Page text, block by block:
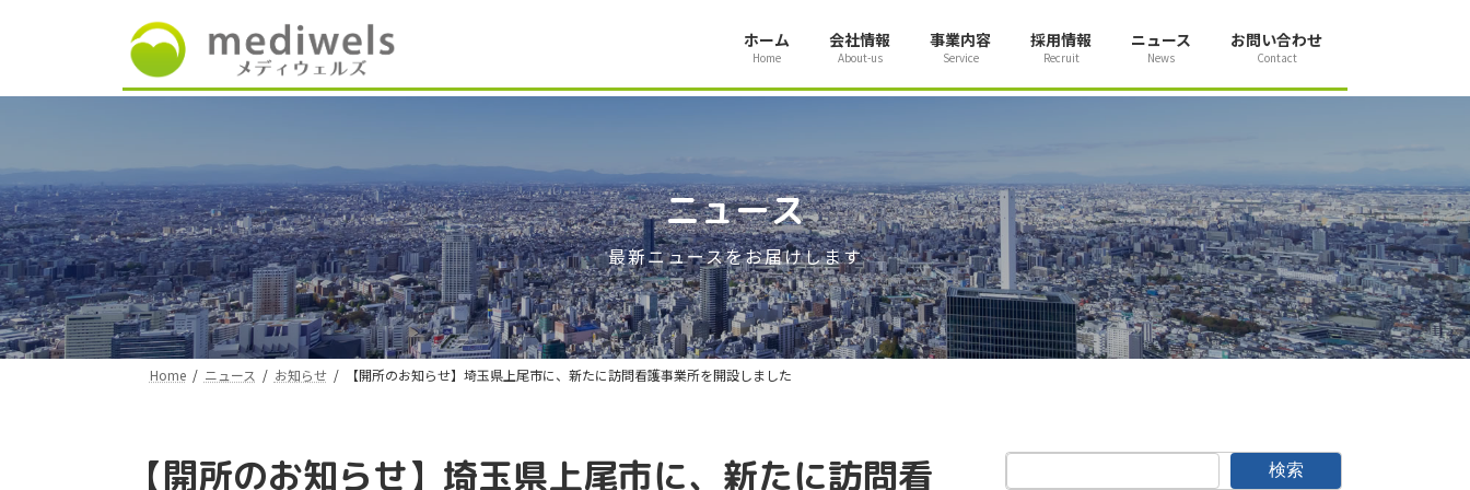
ン
ス
キ
ッ
プ
ー
ン
に
移
動
ホーム
Home
会社情報
About-us
事業内容
Service
採用情報
Recruit
ニュース
News
お問い合わせ
Contact
ニュース
最新ニュースをお届けします
Home ニュース お知らせ 【開所のお知らせ】埼玉県上尾市に、新たに訪問看護事業所を開設しました
【開所のお知らせ】埼玉県上尾市に、新たに訪問看 検索